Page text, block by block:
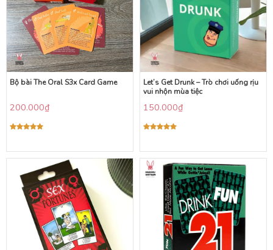
Bộ bài The Oral S3x Card Game
200.000₫
5 sao
Let’s Get Drunk – Trò chơi uống rịu
vui nhộn mùa tiệc
150.000₫
5 sao